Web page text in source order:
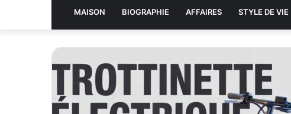
MAISON BIOGRAPHIE AFFAIRES STYLE DE VIE